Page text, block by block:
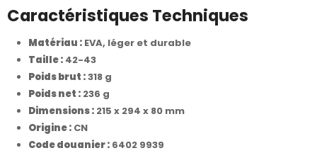
Caractéristiques Techniques
Matériau : EVA, léger et durable
Taille : 42-43
Poids brut :318 g
Poids net : 236 g
Dimensions : 215 x 294 x 80 mm
Origine : CN
Code douanier : 6402 9939